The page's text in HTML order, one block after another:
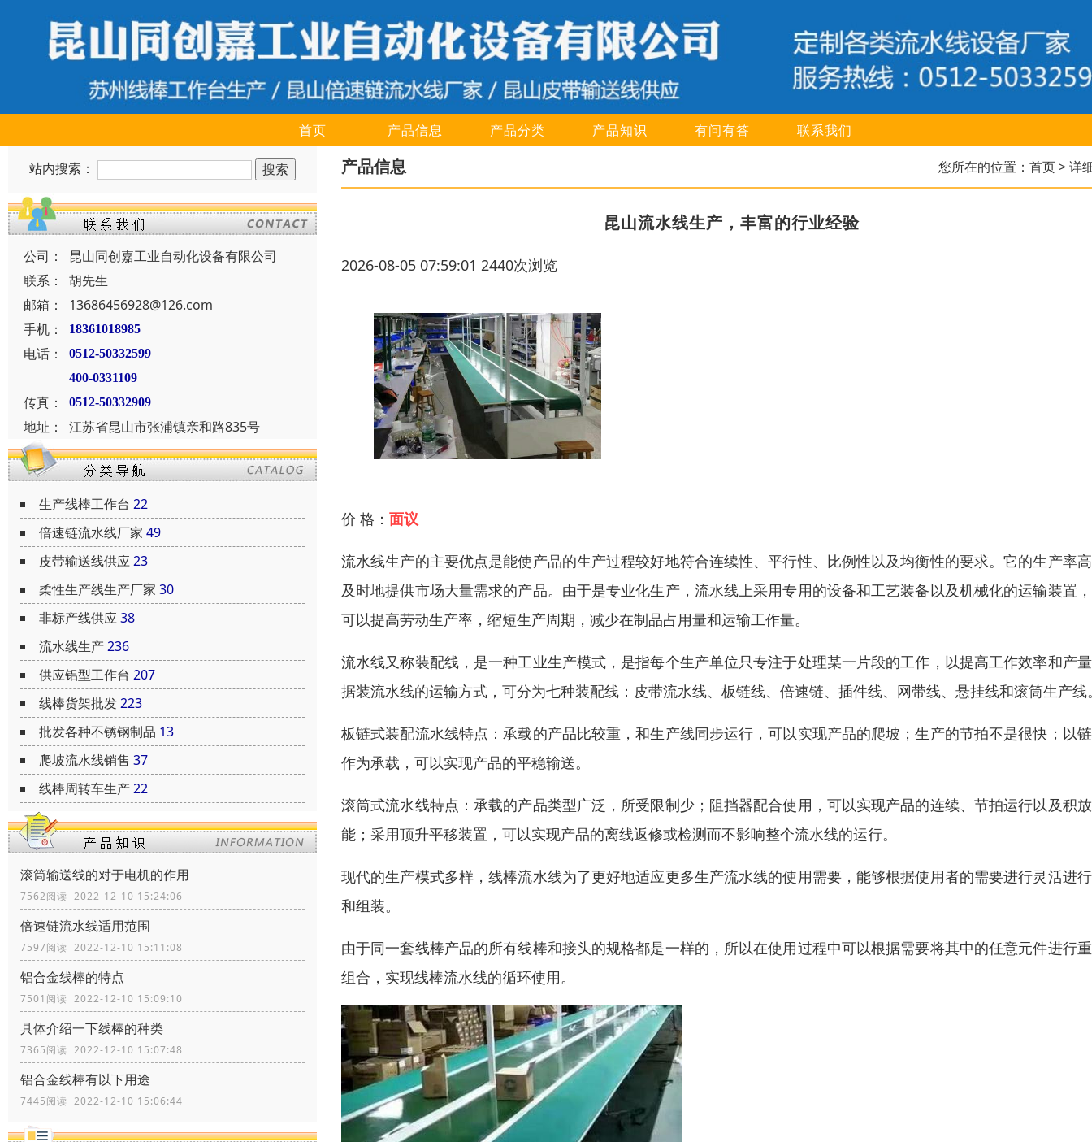
首页 产品信息 产品分类 产品知识 有问有答 联系我们
站内搜索：
公司：
昆山同创嘉工业自动化设备有限公司
联系：
胡先生
邮箱：
13686456928@126.com
手机：
18361018985
电话：
0512-50332599
400-0331109
传真： 0512-50332909
地址： 江苏省昆山市张浦镇亲和路835号
生产线棒工作台 22
倍速链流水线厂家 49
皮带输送线供应23
柔性生产线生产厂家 30
非标产线供应38
流水线生产236
供应铝型工作台 207
线棒货架批发223
批发各种不锈钢制品 13
爬坡流水线销售 37
线棒周转车生产22
滚筒输送线的对于电机的作用
7562阅读 2022-12-10 15:24:06
倍速链流水线适用范围
7597阅读 2022-12-10 15:11:08
铝合金线棒的特点
7501阅读 2022-12-10 15:09:10
具体介绍一下线棒的种类
7365阅读 2022-12-10 15:07:48
铝合金线棒有以下用途
7445阅读 2022-12-10 15:06:44
产品信息 您所在的位置： 首页> 详
昆山流水线生产，丰富的行业经验
2026-08-05 07:59:01 2440次浏览
价 格： 面议
流水线生产的主要优点是能使产品的生产过程较好地符合连续性、平行性、比例性以及均衡性的要求。它的生产率
及时地提供市场大量需求的产品。由于是专业化生产，流水线上采用专用的设备和工艺装备以及机械化的运输装置
可以提高劳动生产率，缩短生产周期，减少在制品占用量和运输工作量。
流水线又称装配线，是一种工业生产模式，是指每个生产单位只专注于处理某一片段的工作，以提高工作效率和产
据装流水线的运输方式，可分为七种装配线：皮带流水线、板链线、倍速链、插件线、网带线、悬挂线和滚筒生产线
板链式装配流水线特点：承载的产品比较重，和生产线同步运行，可以实现产品的爬坡；生产的节拍不是很快；以
作为承载，可以实现产品的平稳输送。
滚筒式流水线特点：承载的产品类型广泛，所受限制少；阻挡器配合使用，可以实现产品的连续、节拍运行以及积
能；采用顶升平移装置，可以实现产品的离线返修或检测而不影响整个流水线的运行。
现代的生产模式多样，线棒流水线为了更好地适应更多生产流水线的使用需要，能够根据使用者的需要进行灵活进
和组装。
由于同一套线棒产品的所有线棒和接头的规格都是一样的，所以在使用过程中可以根据需要将其中的任意元件进行
组合，实现线棒流水线的循环使用。